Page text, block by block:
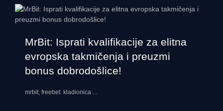
MrBit: Isprati kvalifikacije za elitna
evropska takmičenja i preuzmi
bonus dobrodošlice!
mrbit, freebet. kladionica ...